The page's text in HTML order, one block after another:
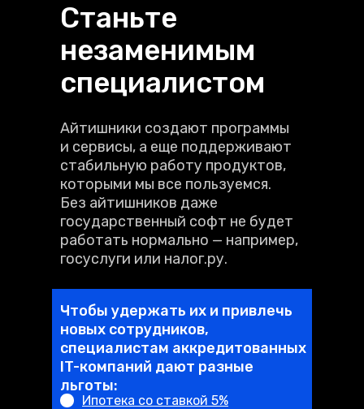
Станьте
незаменимым
специалистом
Ипотека со ставкой 5%
Чтобы удержать их и привлечь
новых сотрудников,
специалистам аккредитованных
IT-компаний дают разные
льготы:
Айтишники создают программы
и сервисы, а еще поддерживают
стабильную работу продуктов,
которыми мы все пользуемся.
Без айтишников даже
государственный софт не будет
работать нормально — например,
госуслуги или налог.ру.